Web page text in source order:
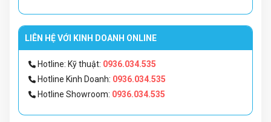
LIÊN HỆ VỚI KINH DOANH ONLINE
Hotline: Kỹ thuật: 0936.034.535
Hotline Kinh Doanh: 0936.034.535
Hotline Showroom: 0936.034.535